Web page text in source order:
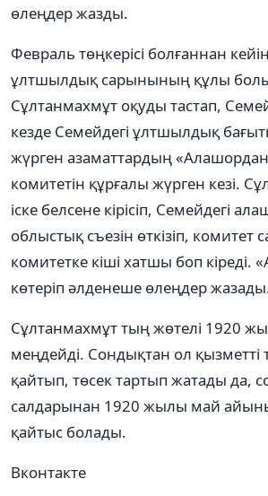
өлеңдер жазды.
Февраль төңкерісі болғаннан
ұлтшылдық сарынының құлы
Сұлтанмахмұт оқуды тастап,
кезде Семейдегі ұлтшылдық
жүрген азаматтардың
комитетін құрғалы жүрген кезі.
іске белсене кірісіп, Семейдегі
облыстық съезін өткізіп, комитет
комитетке кіші хатшы боп кіреді.
көтеріп əлденеше өлеңдер
Сұлтанмахмұт тың жөтелі 1920
меңдейді. Сондықтан ол қызметті
қайтып, төсек тартып жатады да,
салдарынан 1920 жылы май
қайтыс болады.
Вконтакте